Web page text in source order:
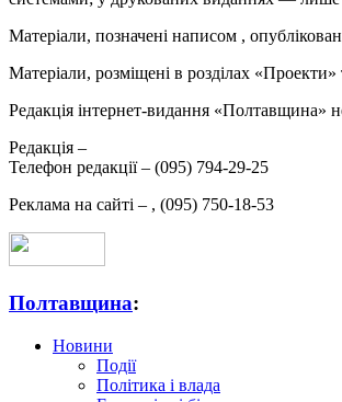
Матеріали, позначені написом ,
Матеріали, розміщені в розділах «Проекти»
Редакція інтернет-видання «Полтавщина»
Редакція –
Телефон редакції – (095) 794-29-25
Реклама на сайті – , (095) 750-18-53
Полтавщина:
Новини
Події
Політика і влада